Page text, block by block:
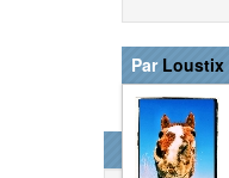
Par Loustix